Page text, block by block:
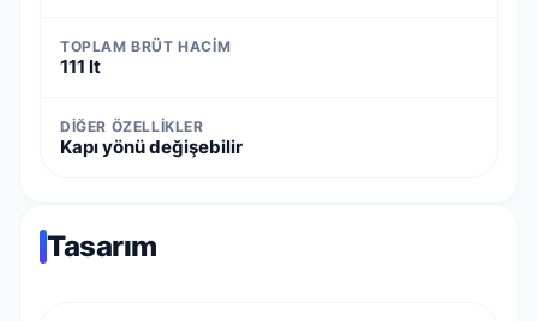
TOPLAM BRÜT HACIM
111 lt
DIĞER ÖZELLIKLER
Kapı yönü değişebilir
Tasarım